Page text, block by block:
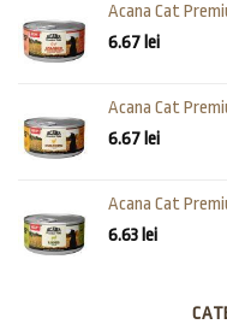
Acana Cat
6.67lei
Acana Cat
6.67lei
Acana Cat
6.63lei